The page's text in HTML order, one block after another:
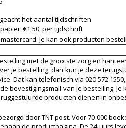
het aantal tijdschriften
€1,50, per tijdschrift
Je kan ook producten
met de grootste zorg en
je bestelling, dan kun je deze
Dat kan telefonisch via 020 572
bevestigingsmail van je bestelling.
producten dienen in
door TNT post. Voor 70.000